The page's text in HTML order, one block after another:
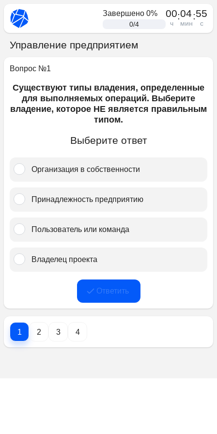
Завершено 0%
0/4
00
ч
:04
мин
:55
с
Управление предприятием
Вопрос №1
Cуществуют типы владения, определенные
для выполняемых операций. Выберите
владение, которое НЕ является правильным
типом.
Выберите ответ
Организация в собственности﻿
Принадлежность предприятию﻿
Пользователь или команда﻿
Владе﻿лец проекта
Ответить
1 2 3 4